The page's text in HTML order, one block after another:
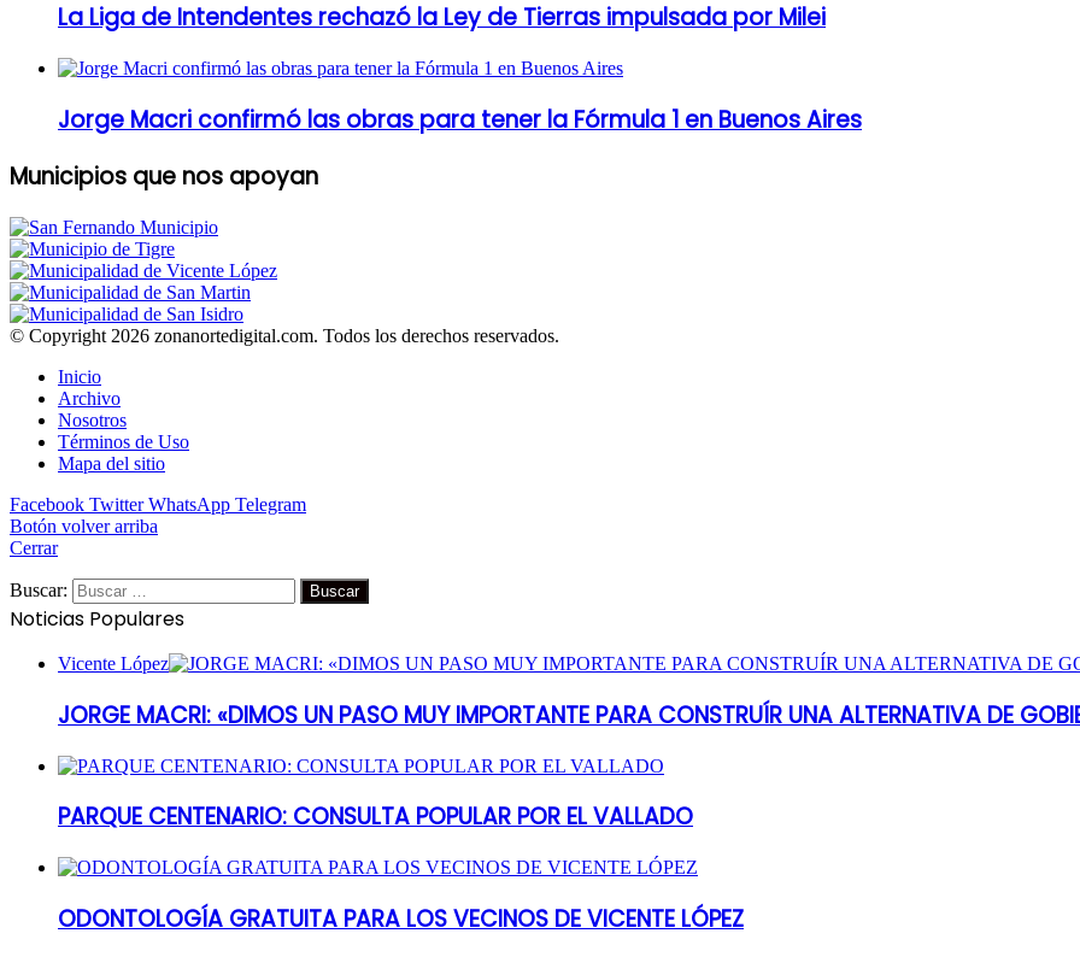
La Liga de Intendentes rechazó la Ley de Tierras impulsada por Milei
Jorge Macri confirmó las obras para tener la Fórmula 1 en Buenos Aires
Municipios que nos apoyan
© Copyright 2026 zonanortedigital.com. Todos los derechos reservados.
Inicio
Archivo
Nosotros
Términos de Uso
Mapa del sitio
Facebook Twitter WhatsApp Telegram
Botón volver arriba
Cerrar
Buscar:
Noticias Populares
Vicente López
JORGE MACRI: «DIMOS UN PASO MUY IMPORTANTE PARA CONSTRUÍR UNA ALTERNATIVA DE
PARQUE CENTENARIO: CONSULTA POPULAR POR EL VALLADO
ODONTOLOGÍA GRATUITA PARA LOS VECINOS DE VICENTE LÓPEZ